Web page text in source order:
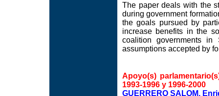
The paper deals with the
during government
the goals pursued by
increase benefits in the
coalition governments
assumptions accepted by
Apoyo(s)
1993-1996 y 1996-2000
GUERRERO SALOM,